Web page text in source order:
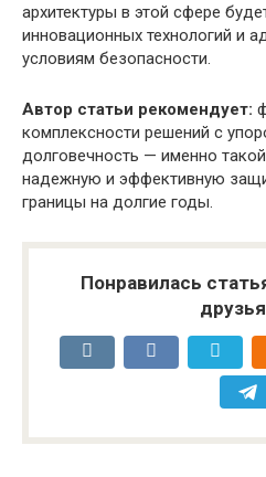
архитектуры в этой сфере
инновационных технологий и
условиям безопасности.
Автор статьи рекомендует:
комплексности решений с
долговечность — именно
надежную и эффективную
границы на долгие годы.
Понравилась